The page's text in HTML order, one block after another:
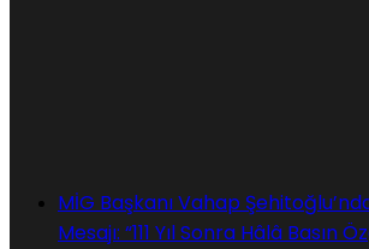
MİG Başkanı Vahap
Mesajı: “111 Yıl Sonra Hâlâ Basın